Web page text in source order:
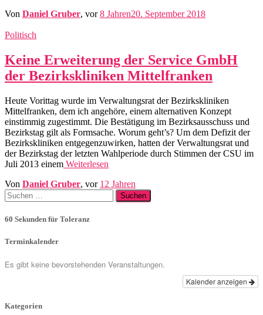
Von Daniel Gruber, vor8 Jahren20. September 2018
Politisch
Keine Erweiterung der Service GmbH
der Bezirkskliniken Mittelfranken
Heute Vorittag wurde im Verwaltungsrat der Bezirkskliniken
Mittelfranken, dem ich angehöre, einem alternativen Konzept
einstimmig zugestimmt. Die Bestätigung im Bezirksausschuss und
Bezirkstag gilt als Formsache. Worum geht’s? Um dem Defizit der
Bezirkskliniken entgegenzuwirken, hatten der Verwaltungsrat und
der Bezirkstag der letzten Wahlperiode durch Stimmen der CSU im
Juli 2013 einem Weiterlesen
Von Daniel Gruber, vor 12 Jahren
Suchen
nach:
60 Sekunden für Toleranz
Terminkalender
Es gibt keine bevorstehenden Veranstaltungen.
Kalender anzeigen
Kategorien